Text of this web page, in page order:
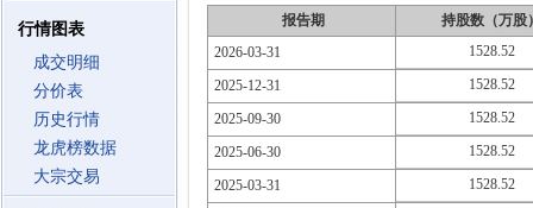
行情图表
成交明细
分价表
历史行情
龙虎榜数据
大宗交易
报告期
持股数（万股
2026-03-31
1528.52
2025-12-31 1528.52
2025-09-30 1528.52
2025-06-30 1528.52
2025-03-31 1528.52